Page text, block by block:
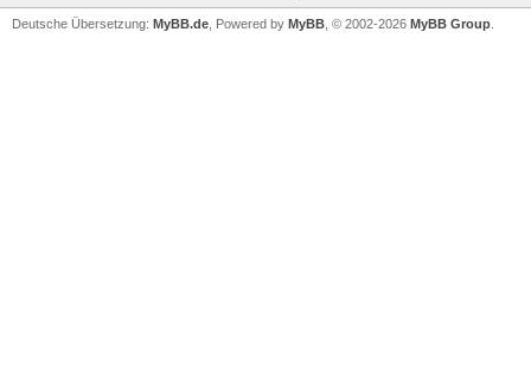
Deutsche Übersetzung: MyBB.de , Powered by MyBB , © 2002-2026 MyBB Group